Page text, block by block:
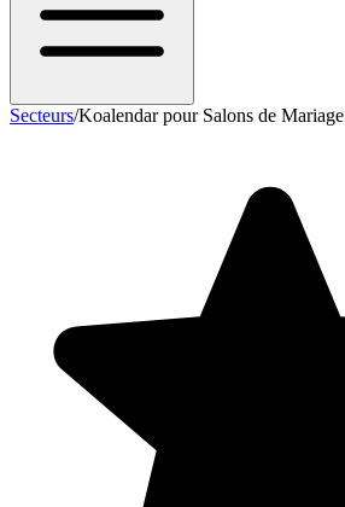
Secteurs/Koalendar pour Salons de Mariage